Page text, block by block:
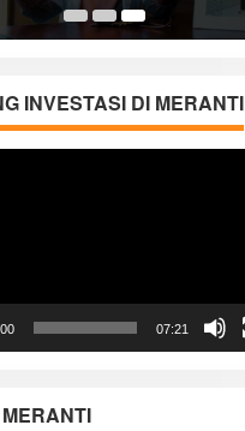
INVESTASI DI MERANTI
07:21